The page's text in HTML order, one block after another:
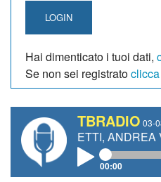
LOGIN
Hai dimenticato i tuoi dati,
Se non sei registrato
TBRADIO 03-
ANDREA
00:00